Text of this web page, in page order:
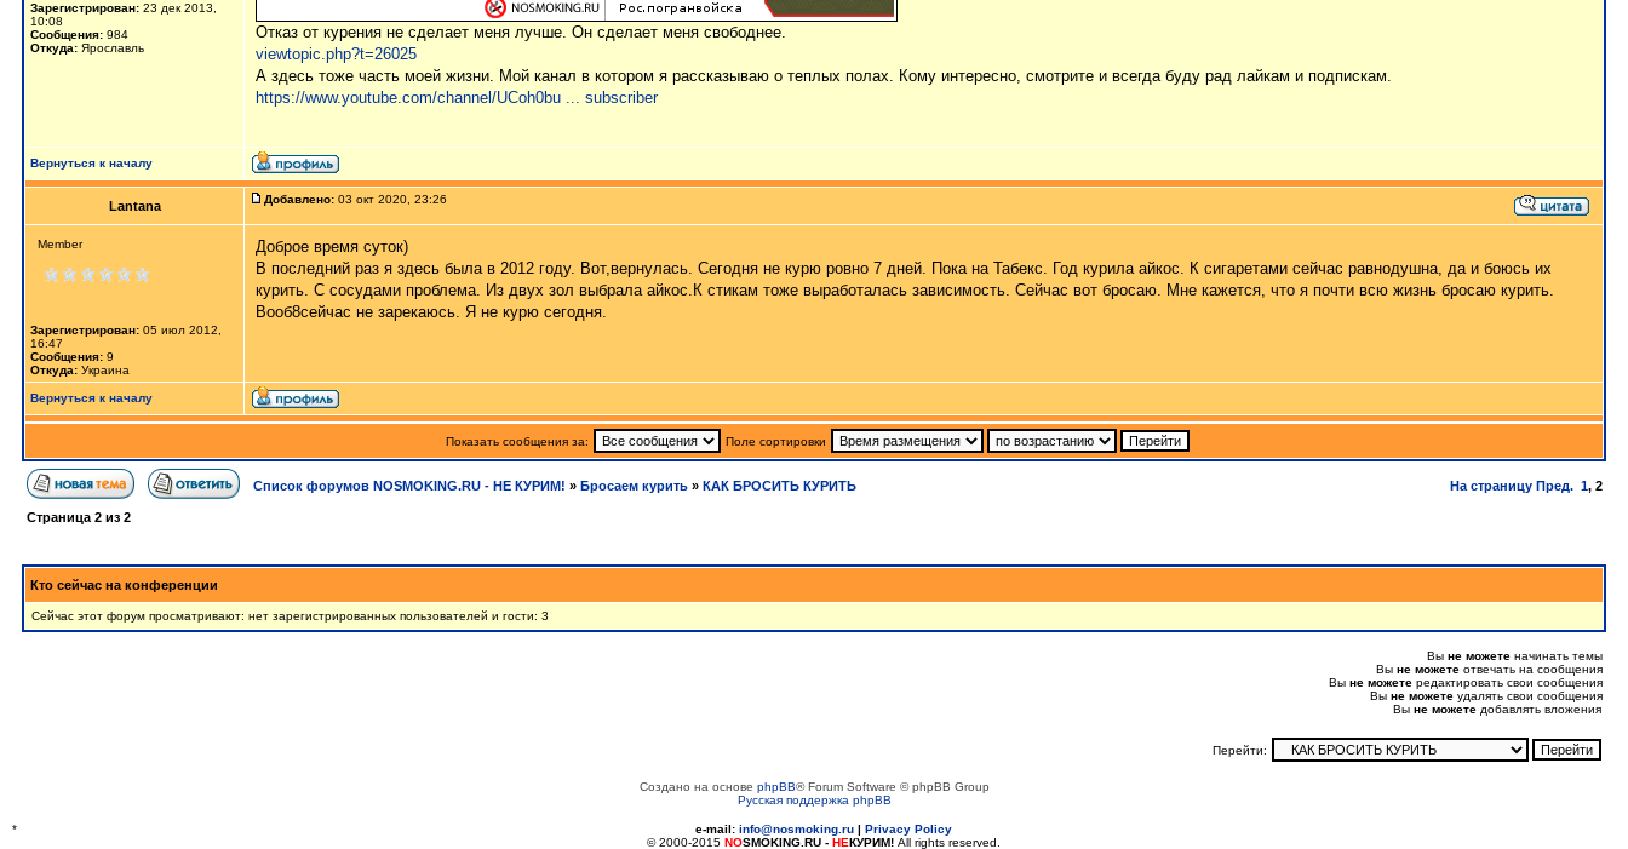
Зарегистрирован: 23 дек 2013,
10:08
Сообщения: 984
Откуда: Ярославль
Отказ от курения не сделает меня лучше. Он сделает меня свободнее.
viewtopic.php?t=26025
А здесь тоже часть моей жизни. Мой канал в котором я рассказываю о теплых полах. Кому интересно, смотрите и всегда буду рад лайкам и подпискам.
https://www.youtube.com/channel/UCoh0bu ... subscriber
Вернуться к началу
Lantana Добавлено: 03 окт 2020, 23:26
Member
Зарегистрирован: 05 июл 2012,
16:47
Сообщения: 9
Откуда: Украина
Доброе время суток)
В последний раз я здесь была в 2012 году. Вот,вернулась. Сегодня не курю ровно 7 дней. Пока на Табекс. Год курила айкос. К сигаретами сейчас равнодушна, да и боюсь их
курить. С сосудами проблема. Из двух зол выбрала айкос.К стикам тоже выработалась зависимость. Сейчас вот бросаю. Мне кажется, что я почти всю жизнь бросаю курить.
Вооб8сейчас не зарекаюсь. Я не курю сегодня.
Вернуться к началу
Показать сообщения за: Поле сортировки
Список форумов NOSMOKING.RU - НЕ КУРИМ! » Бросаем курить » КАК БРОСИТЬ КУРИТЬ На страницу Пред. 1, 2
Страница 2 из 2
Кто сейчас на конференции
Сейчас этот форум просматривают: нет зарегистрированных пользователей и гости: 3
Вы не можете начинать темы
Вы не можете отвечать на сообщения
Вы не можете редактировать свои сообщения
Вы не можете удалять свои сообщения
Вы не можете добавлять вложения
Перейти:
Создано на основе phpBB® Forum Software © phpBB Group
Русская поддержка phpBB
* e-mail: info@nosmoking.ru | Privacy Policy
© 2000-2015 NOSMOKING.RU - НЕКУРИМ! All rights reserved.